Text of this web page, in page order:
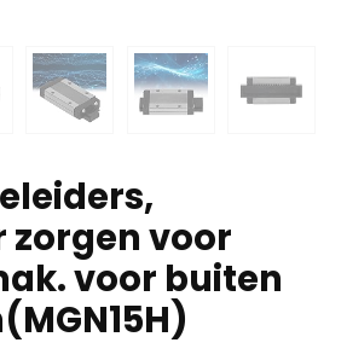
voor
voor buiten